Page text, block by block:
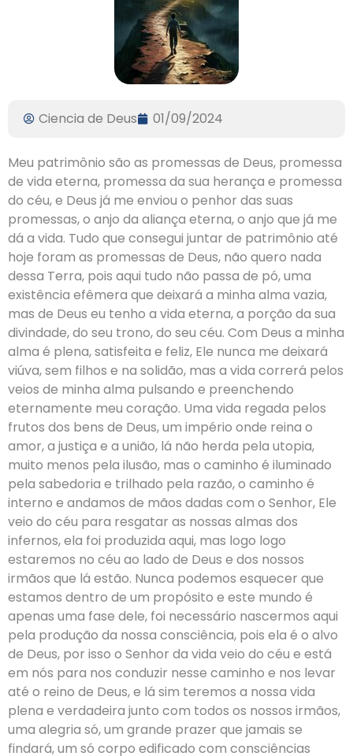
Ciencia de Deus 01/09/2024
Meu patrimônio são as promessas de Deus, promessa
de vida eterna, promessa da sua herança e promessa
do céu, e Deus já me enviou o penhor das suas
promessas, o anjo da aliança eterna, o anjo que já me
dá a vida. Tudo que consegui juntar de patrimônio até
hoje foram as promessas de Deus, não quero nada
dessa Terra, pois aqui tudo não passa de pó, uma
existência efêmera que deixará a minha alma vazia,
mas de Deus eu tenho a vida eterna, a porção da sua
divindade, do seu trono, do seu céu. Com Deus a minha
alma é plena, satisfeita e feliz, Ele nunca me deixará
viúva, sem filhos e na solidão, mas a vida correrá pelos
veios de minha alma pulsando e preenchendo
eternamente meu coração. Uma vida regada pelos
frutos dos bens de Deus, um império onde reina o
amor, a justiça e a união, lá não herda pela utopia,
muito menos pela ilusão, mas o caminho é iluminado
pela sabedoria e trilhado pela razão, o caminho é
interno e andamos de mãos dadas com o Senhor, Ele
veio do céu para resgatar as nossas almas dos
infernos, ela foi produzida aqui, mas logo logo
estaremos no céu ao lado de Deus e dos nossos
irmãos que lá estão. Nunca podemos esquecer que
estamos dentro de um propósito e este mundo é
apenas uma fase dele, foi necessário nascermos aqui
pela produção da nossa consciência, pois ela é o alvo
de Deus, por isso o Senhor da vida veio do céu e está
em nós para nos conduzir nesse caminho e nos levar
até o reino de Deus, e lá sim teremos a nossa vida
plena e verdadeira junto com todos os nossos irmãos,
uma alegria só, um grande prazer que jamais se
findará, um só corpo edificado com consciências